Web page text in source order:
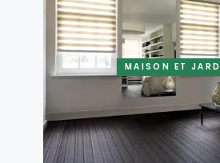
MAISON ET